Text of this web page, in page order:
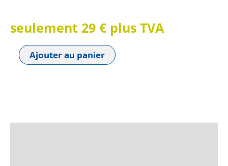
seulement 29 € plus TVA
Ajouter au panier